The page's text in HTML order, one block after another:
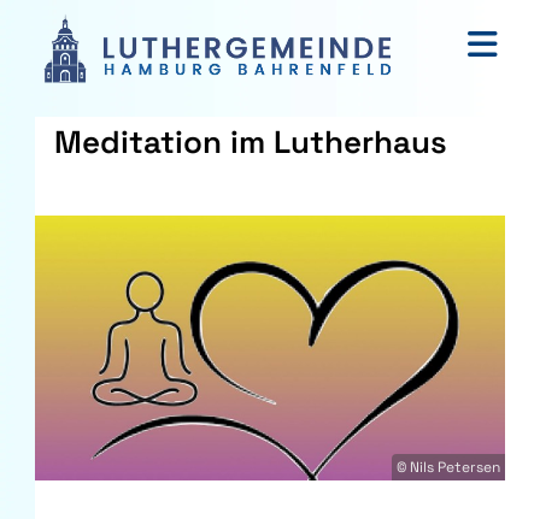
Meditation im Lutherhaus
© Nils Petersen